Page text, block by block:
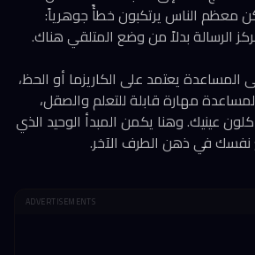
معظم الناس يرتكبون خطأً جوهرياً:
الرسالة بدلاً من وضع المتلقي هناك.
يعتمد على الكاريزما أو الحظ،
مهارة قابلة للتعلم والصقل،
عينيك. وهنا يكمن المبدأ الوحيد الذي
نفسك في ذهن الطرف الآخر.
ADVERTISEMENTS